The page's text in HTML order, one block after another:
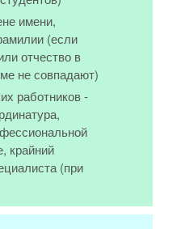
имени,
(если
отчество в
не совпадают)
работников -
крайний
(при